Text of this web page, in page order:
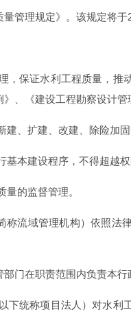
管理规定》。该规定将于
，保证水利工程质量，推
、《建设工程勘察设计
建、扩建、改建、除险加
基本建设程序，不得超越
量的监督管理。
称流域管理机构）依照法
门在职责范围内负责本
下统称项目法人）对水利